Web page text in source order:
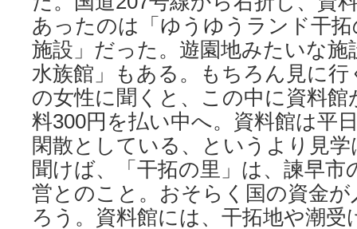
あったのは「ゆうゆうランド干
施設」だった。遊園地みたいな
水族館」もある。もちろん見に
の女性に聞くと、この中に資料
料300円を払い中へ。資料館は平
閑散としている、というより見
聞けば、「干拓の里」は、諫早市
営とのこと。おそらく国の資金
ろう。資料館には、干拓地や潮